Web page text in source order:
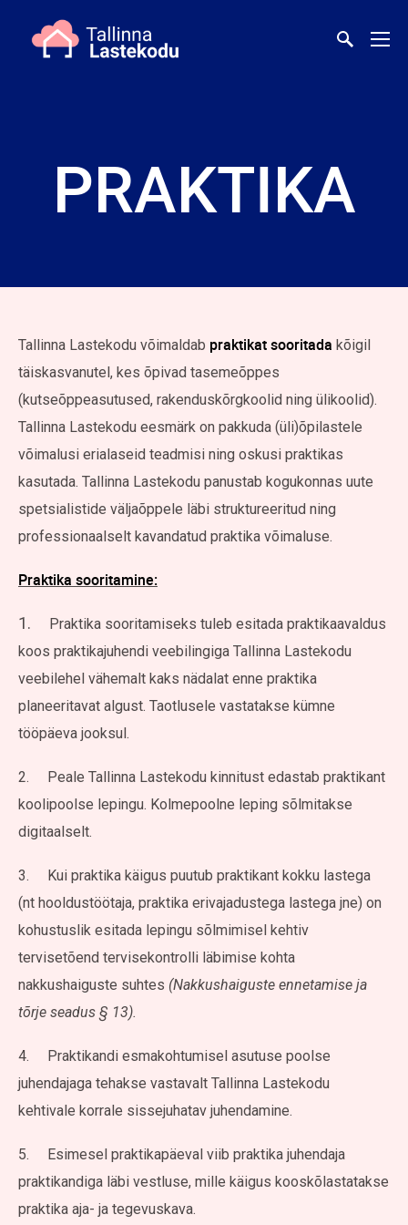
PRAKTIKA
Tallinna Lastekodu võimaldab praktikat sooritada kõigil
täiskasvanutel, kes õpivad tasemeõppes
(kutseõppeasutused, rakenduskõrgkoolid ning ülikoolid).
Tallinna Lastekodu eesmärk on pakkuda (üli)õpilastele
võimalusi erialaseid teadmisi ning oskusi praktikas
kasutada. Tallinna Lastekodu panustab kogukonnas uute
spetsialistide väljaõppele läbi struktureeritud ning
professionaalselt kavandatud praktika võimaluse.
Praktika sooritamine:
1.
Praktika sooritamiseks tuleb esitada praktikaavaldus
koos praktikajuhendi veebilingiga Tallinna Lastekodu
veebilehel vähemalt kaks nädalat enne praktika
planeeritavat algust. Taotlusele vastatakse kümne
tööpäeva jooksul.
2. Peale Tallinna Lastekodu kinnitust edastab praktikant
koolipoolse lepingu. Kolmepoolne leping sõlmitakse
digitaalselt.
3. Kui praktika käigus puutub praktikant kokku lastega
(nt hooldustöötaja, praktika erivajadustega lastega jne) on
kohustuslik esitada lepingu sõlmimisel kehtiv
tervisetõend tervisekontrolli läbimise kohta
nakkushaiguste suhtes (Nakkushaiguste ennetamise ja
tõrje seadus § 13).
4. Praktikandi esmakohtumisel asutuse poolse
juhendajaga tehakse vastavalt Tallinna Lastekodu
kehtivale korrale sissejuhatav juhendamine.
5. Esimesel praktikapäeval viib praktika juhendaja
praktikandiga läbi vestluse, mille käigus kooskõlastatakse
praktika aja- ja tegevuskava.